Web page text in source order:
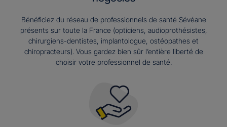
Bénéficiez du réseau de professionnels de santé Sévéane
présents sur toute la France (opticiens, audioprothésistes,
chirurgiens-dentistes, implantologue, ostéopathes et
chiropracteurs). Vous gardez bien sûr l’entière liberté de
choisir votre professionnel de santé.